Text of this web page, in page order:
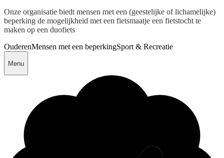
Onze organisatie biedt mensen met een (geestelijke of lichamelijke)
beperking de mogelijkheid met een fietsmaatje een fietstocht te
maken op een duofiets
OuderenMensen met een beperkingSport & Recreatie
Menu